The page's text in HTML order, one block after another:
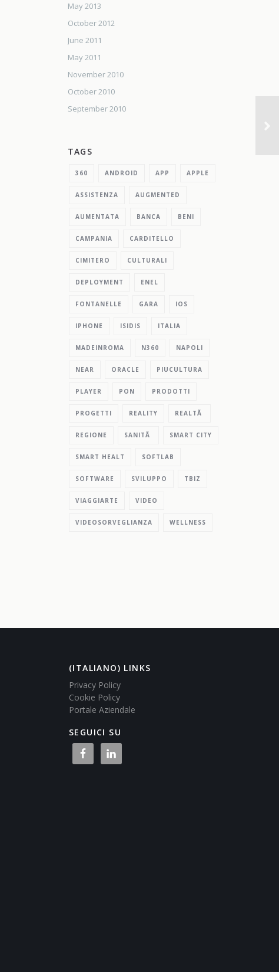
May 2013
October 2012
June 2011
May 2011
November 2010
October 2010
September 2010
TAGS
360 ANDROID APP APPLE
ASSISTENZA AUGMENTED
AUMENTATA BANCA BENI
CAMPANIA CARDITELLO
CIMITERO CULTURALI
DEPLOYMENT ENEL
FONTANELLE GARA IOS
IPHONE ISIDIS ITALIA
MADEINROMA N360 NAPOLI
NEAR ORACLE PIUCULTURA
PLAYER PON PRODOTTI
PROGETTI REALITY REALTÃ
REGIONE SANITÃ SMART CITY
SMART HEALT SOFTLAB
SOFTWARE SVILUPPO TBIZ
VIAGGIARTE VIDEO
VIDEOSORVEGLIANZA WELLNESS
(ITALIANO) LINKS
Privacy Policy
Cookie Policy
Portale Aziendale
SEGUICI SU